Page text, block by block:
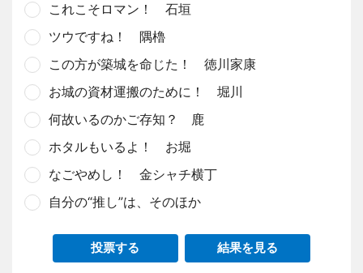
これこそロマン！ 石垣
ツウですね！ 隅櫓
この方が築城を命じた！ 徳川家康
お城の資材運搬のために！ 堀川
何故いるのかご存知？ 鹿
ホタルもいるよ！ お堀
なごやめし！ 金シャチ横丁
自分の“推し”は、そのほか
投票する 結果を見る